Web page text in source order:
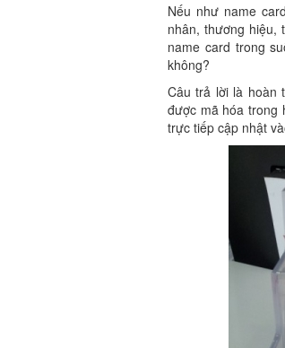
Nếu như name
nhân, thương hiệu,
name card trong
không?
Câu trả lời là hoàn
được mã hóa trong
trực tiếp cập nhật